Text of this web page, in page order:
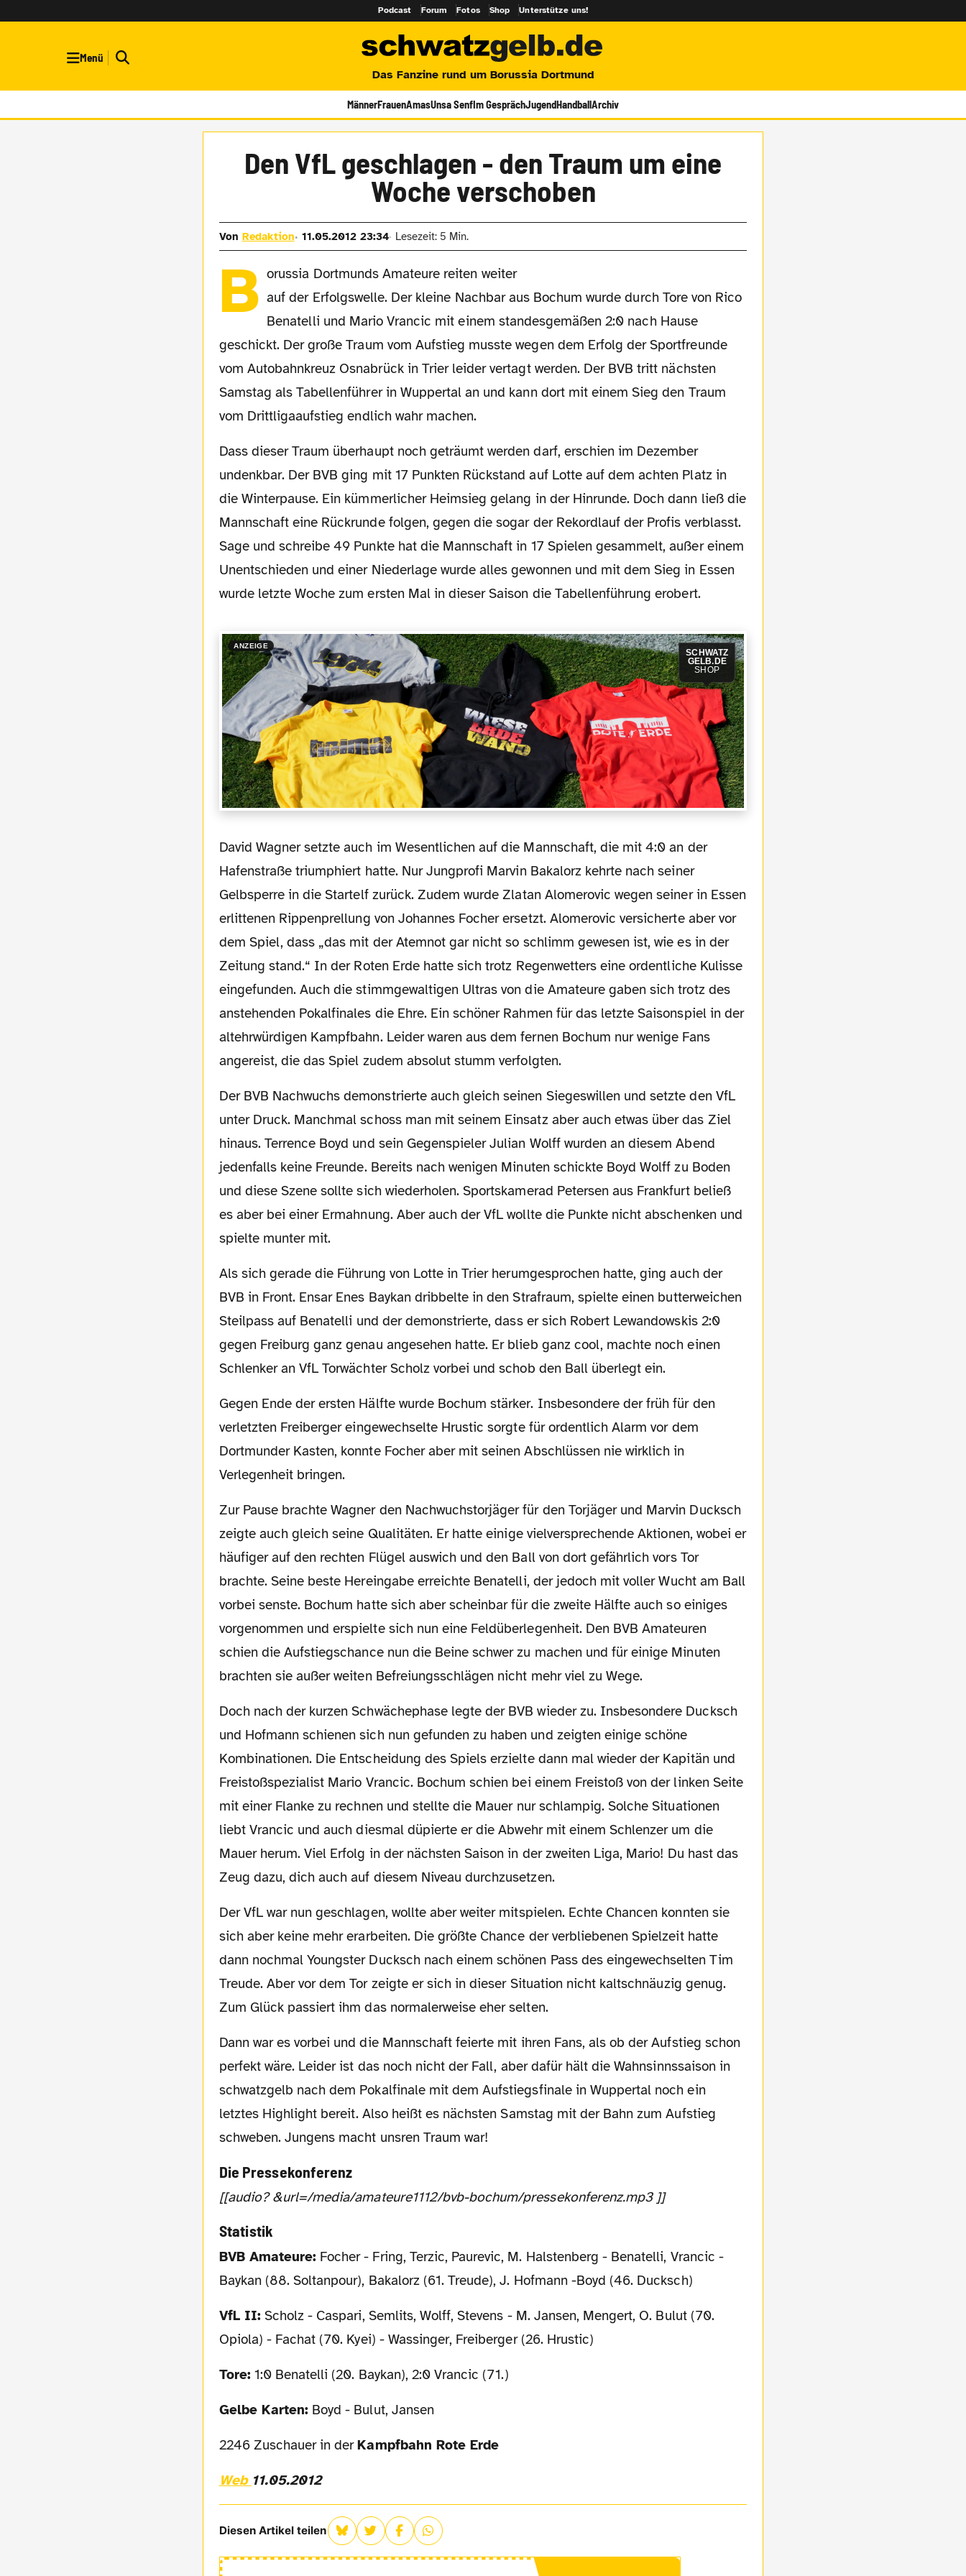
Podcast Forum Fotos Shop Unterstütze uns!
Menü
Das Fanzine rund um Borussia Dortmund
MännerFrauenAmasUnsa SenfIm GesprächJugendHandballArchiv
Den VfL geschlagen - den Traum um eine
Woche verschoben
Von Redaktion 11.05.2012 23:34 Lesezeit: 5 Min.
B orussia Dortmunds Amateure reiten weiter
auf der Erfolgswelle. Der kleine Nachbar aus Bochum wurde durch Tore von Rico
Benatelli und Mario Vrancic mit einem standesgemäßen 2:0 nach Hause
geschickt. Der große Traum vom Aufstieg musste wegen dem Erfolg der Sportfreunde
vom Autobahnkreuz Osnabrück in Trier leider vertagt werden. Der BVB tritt nächsten
Samstag als Tabellenführer in Wuppertal an und kann dort mit einem Sieg den Traum
vom Drittligaaufstieg endlich wahr machen.
Dass dieser Traum überhaupt noch geträumt werden darf, erschien im Dezember
undenkbar. Der BVB ging mit 17 Punkten Rückstand auf Lotte auf dem achten Platz in
die Winterpause. Ein kümmerlicher Heimsieg gelang in der Hinrunde. Doch dann ließ die
Mannschaft eine Rückrunde folgen, gegen die sogar der Rekordlauf der Profis verblasst.
Sage und schreibe 49 Punkte hat die Mannschaft in 17 Spielen gesammelt, außer einem
Unentschieden und einer Niederlage wurde alles gewonnen und mit dem Sieg in Essen
wurde letzte Woche zum ersten Mal in dieser Saison die Tabellenführung erobert.
ANZEIGE
SCHWATZ
GELB.DE
SHOP
David Wagner setzte auch im Wesentlichen auf die Mannschaft, die mit 4:0 an der
Hafenstraße triumphiert hatte. Nur Jungprofi Marvin Bakalorz kehrte nach seiner
Gelbsperre in die Startelf zurück. Zudem wurde Zlatan Alomerovic wegen seiner in Essen
erlittenen Rippenprellung von Johannes Focher ersetzt. Alomerovic versicherte aber vor
dem Spiel, dass „das mit der Atemnot gar nicht so schlimm gewesen ist, wie es in der
Zeitung stand.“ In der Roten Erde hatte sich trotz Regenwetters eine ordentliche Kulisse
eingefunden. Auch die stimmgewaltigen Ultras von die Amateure gaben sich trotz des
anstehenden Pokalfinales die Ehre. Ein schöner Rahmen für das letzte Saisonspiel in der
altehrwürdigen Kampfbahn. Leider waren aus dem fernen Bochum nur wenige Fans
angereist, die das Spiel zudem absolut stumm verfolgten.
Der BVB Nachwuchs demonstrierte auch gleich seinen Siegeswillen und setzte den VfL
unter Druck. Manchmal schoss man mit seinem Einsatz aber auch etwas über das Ziel
hinaus. Terrence Boyd und sein Gegenspieler Julian Wolff wurden an diesem Abend
jedenfalls keine Freunde. Bereits nach wenigen Minuten schickte Boyd Wolff zu Boden
und diese Szene sollte sich wiederholen. Sportskamerad Petersen aus Frankfurt beließ
es aber bei einer Ermahnung. Aber auch der VfL wollte die Punkte nicht abschenken und
spielte munter mit.
Als sich gerade die Führung von Lotte in Trier herumgesprochen hatte, ging auch der
BVB in Front. Ensar Enes Baykan dribbelte in den Strafraum, spielte einen butterweichen
Steilpass auf Benatelli und der demonstrierte, dass er sich Robert Lewandowskis 2:0
gegen Freiburg ganz genau angesehen hatte. Er blieb ganz cool, machte noch einen
Schlenker an VfL Torwächter Scholz vorbei und schob den Ball überlegt ein.
Gegen Ende der ersten Hälfte wurde Bochum stärker. Insbesondere der früh für den
verletzten Freiberger eingewechselte Hrustic sorgte für ordentlich Alarm vor dem
Dortmunder Kasten, konnte Focher aber mit seinen Abschlüssen nie wirklich in
Verlegenheit bringen.
Zur Pause brachte Wagner den Nachwuchstorjäger für den Torjäger und Marvin Ducksch
zeigte auch gleich seine Qualitäten. Er hatte einige vielversprechende Aktionen, wobei er
häufiger auf den rechten Flügel auswich und den Ball von dort gefährlich vors Tor
brachte. Seine beste Hereingabe erreichte Benatelli, der jedoch mit voller Wucht am Ball
vorbei senste. Bochum hatte sich aber scheinbar für die zweite Hälfte auch so einiges
vorgenommen und erspielte sich nun eine Feldüberlegenheit. Den BVB Amateuren
schien die Aufstiegschance nun die Beine schwer zu machen und für einige Minuten
brachten sie außer weiten Befreiungsschlägen nicht mehr viel zu Wege.
Doch nach der kurzen Schwächephase legte der BVB wieder zu. Insbesondere Ducksch
und Hofmann schienen sich nun gefunden zu haben und zeigten einige schöne
Kombinationen. Die Entscheidung des Spiels erzielte dann mal wieder der Kapitän und
Freistoßspezialist Mario Vrancic. Bochum schien bei einem Freistoß von der linken Seite
mit einer Flanke zu rechnen und stellte die Mauer nur schlampig. Solche Situationen
liebt Vrancic und auch diesmal düpierte er die Abwehr mit einem Schlenzer um die
Mauer herum. Viel Erfolg in der nächsten Saison in der zweiten Liga, Mario! Du hast das
Zeug dazu, dich auch auf diesem Niveau durchzusetzen.
Der VfL war nun geschlagen, wollte aber weiter mitspielen. Echte Chancen konnten sie
sich aber keine mehr erarbeiten. Die größte Chance der verbliebenen Spielzeit hatte
dann nochmal Youngster Ducksch nach einem schönen Pass des eingewechselten Tim
Treude. Aber vor dem Tor zeigte er sich in dieser Situation nicht kaltschnäuzig genug.
Zum Glück passiert ihm das normalerweise eher selten.
Dann war es vorbei und die Mannschaft feierte mit ihren Fans, als ob der Aufstieg schon
perfekt wäre. Leider ist das noch nicht der Fall, aber dafür hält die Wahnsinnssaison in
schwatzgelb nach dem Pokalfinale mit dem Aufstiegsfinale in Wuppertal noch ein
letztes Highlight bereit. Also heißt es nächsten Samstag mit der Bahn zum Aufstieg
schweben. Jungens macht unsren Traum war!
Die Pressekonferenz
[[audio? &url=/media/amateure1112/bvb-bochum/pressekonferenz.mp3 ]]
Statistik
BVB Amateure: Focher - Fring, Terzic, Paurevic, M. Halstenberg - Benatelli, Vrancic -
Baykan (88. Soltanpour), Bakalorz (61. Treude), J. Hofmann -Boyd (46. Ducksch)
VfL II: Scholz - Caspari, Semlits, Wolff, Stevens - M. Jansen, Mengert, O. Bulut (70.
Opiola) - Fachat (70. Kyei) - Wassinger, Freiberger (26. Hrustic)
Tore: 1:0 Benatelli (20. Baykan), 2:0 Vrancic (71.)
Gelbe Karten: Boyd - Bulut, Jansen
2246 Zuschauer in derKampfbahn Rote Erde
Web 11.05.2012
Diesen Artikel teilen